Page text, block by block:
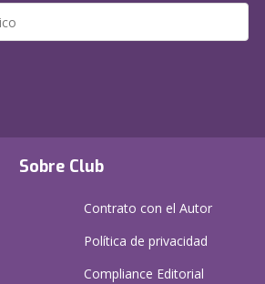
Sobre Club
Contrato con el Autor
Política de privacidad
Compliance Editorial